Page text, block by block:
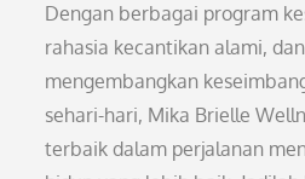
Dengan berbagai program
rahasia kecantikan alami,
mengembangkan
sehari-hari, Mika Brielle
terbaik dalam perjalanan